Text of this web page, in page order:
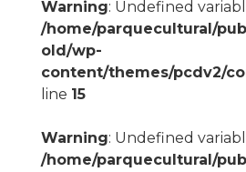
Warning: Undefined
/home/parquecultural/
old/wp-
content/themes/pcdv2/
line 15
Warning: Undefined
/home/parquecultural/